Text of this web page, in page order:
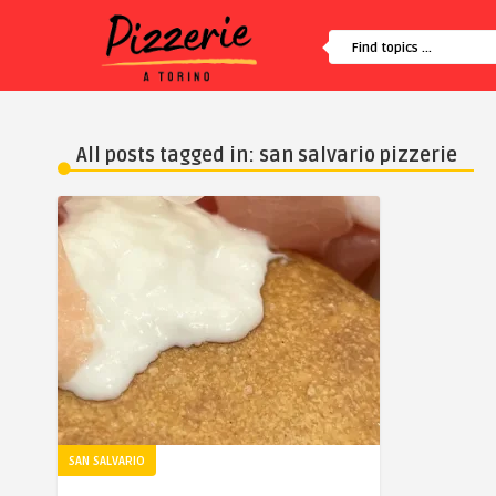
All posts tagged in: san salvario pizzerie
SAN SALVARIO